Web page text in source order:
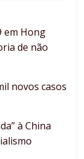
em Hong
de não
novos casos
à China